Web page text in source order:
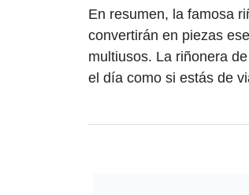
En resumen, la famosa
convertirán en piezas
multiusos. La riñonera
el día como si estás de